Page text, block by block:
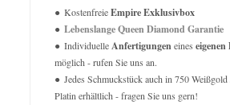
KostenfreieEmpire Exklusivbox
Lebenslange Queen Diamond Garantie
IndividuelleAnfertigungeneines
möglich - rufen Sie uns an.
Jedes Schmuckstück auch in 750
Platin erhältlich - fragen Sie uns gern!